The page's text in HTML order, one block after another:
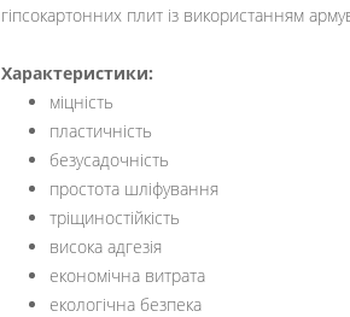
гіпсокартонних плит із використанням
Характеристики:
міцність
пластичність
безусадочність
простота шліфування
тріщиностійкість
висока адгезія
економічна витрата
екологічна безпека